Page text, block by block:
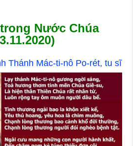
Nước Chúa
Thánh Mác-ti-nô Po-rét, tu sĩ